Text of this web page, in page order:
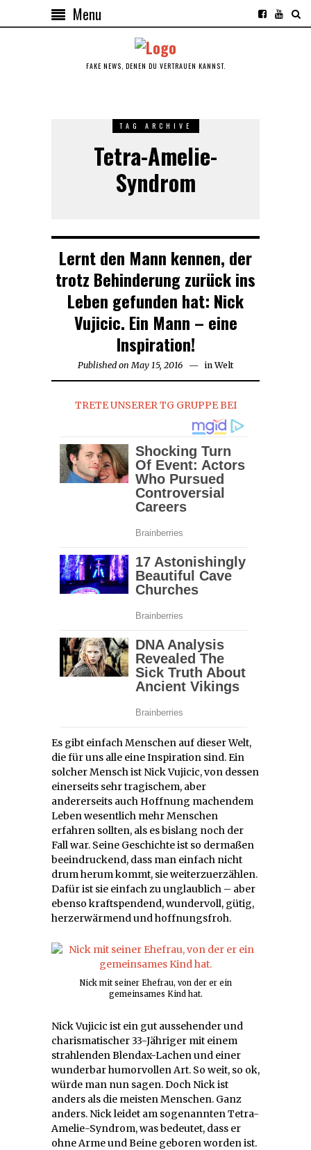
Menu
FAKE NEWS, DENEN DU VERTRAUEN KANNST.
TAG ARCHIVE
Tetra-Amelie-
Syndrom
Lernt den Mann kennen, der
trotz Behinderung zurück ins
Leben gefunden hat: Nick
Vujicic. Ein Mann – eine
Inspiration!
Published on May 15, 2016May in Welt
TRETE UNSERER TG GRUPPE BEI
Es gibt einfach Menschen auf dieser Welt,
die für uns alle eine Inspiration sind. Ein
solcher Mensch ist Nick Vujicic, von dessen
einerseits sehr tragischem, aber
andererseits auch Hoffnung machendem
Leben wesentlich mehr Menschen
erfahren sollten, als es bislang noch der
Fall war. Seine Geschichte ist so dermaßen
beeindruckend, dass man einfach nicht
drum herum kommt, sie weiterzuerzählen.
Dafür ist sie einfach zu unglaublich – aber
ebenso kraftspendend, wundervoll, gütig,
herzerwärmend und hoffnungsfroh.
Nick mit seiner Ehefrau, von der er ein
gemeinsames Kind hat.
Nick Vujicic ist ein gut aussehender und
charismatischer 33-Jähriger mit einem
strahlenden Blendax-Lachen und einer
wunderbar humorvollen Art. So weit, so ok,
würde man nun sagen. Doch Nick ist
anders als die meisten Menschen. Ganz
anders. Nick leidet am sogenannten Tetra-
Amelie-Syndrom, was bedeutet, dass er
ohne Arme und Beine geboren worden ist.